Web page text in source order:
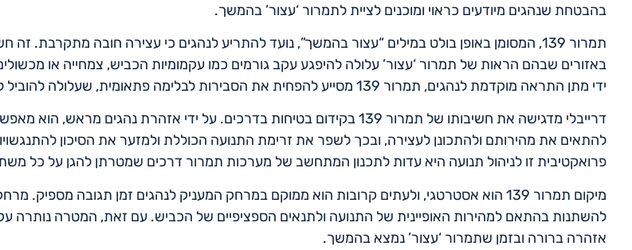
בהבטחת שנהגים מיודעים כראוי ומוכנים לציית לתמרור ‘עצור’ בהמשך.
תמרור 139, המסומן באופן בולט במילים “עצור בהמשך”, נועד להתריע לנהגים כי עצירה חובה מתקרבת. זה
באזורים שבהם הראות של תמרור ‘עצור’ עלולה להיפגע עקב גורמים כמו עקמומיות הכביש, צמחייה או
ידי מתן התראה מוקדמת לנהגים, תמרור 139 מסייע להפחית את הסבירות לבלימה פתאומית, שעלולה להוביל לתאונות.
דרייבלי מדגישה את חשיבותו של תמרור 139 בקידום בטיחות בדרכים. על ידי אזהרת נהגים מראש,
להתאים את מהירותם ולהתכונן לעצירה, ובכך לשפר את זרימת התנועה הכוללת ולמזער את הסיכון
פרואקטיבית זו לניהול תנועה היא עדות לתכנון המתחשב של מערכות תמרור דרכים שמטרתן להגן על כל
מיקום תמרור 139 הוא אסטרטגי, ולעתים קרובות הוא ממוקם במרחק המעניק לנהגים זמן תגובה מספיק.
להשתנות בהתאם למהירות האופיינית של התנועה ולתנאים הספציפיים של הכביש. עם זאת, המטרה נותרה
אזהרה ברורה ובזמן שתמרור ‘עצור’ נמצא בהמשך.